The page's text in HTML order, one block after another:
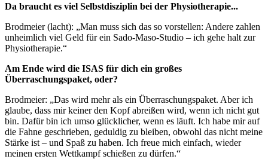
Da braucht es viel Selbstdisziplin bei der Physiotherapie...
Brodmeier (lacht): „Man muss sich das so vorstellen: Andere zahlen
unheimlich viel Geld für ein Sado-Maso-Studio – ich gehe halt zur
Physiotherapie.“
Am Ende wird die ISAS für dich ein großes
Überraschungspaket, oder?
Brodmeier: „Das wird mehr als ein Überraschungspaket. Aber ich
glaube, dass mir keiner den Kopf abreißen wird, wenn ich nicht gut
bin. Dafür bin ich umso glücklicher, wenn es läuft. Ich habe mir auf
die Fahne geschrieben, geduldig zu bleiben, obwohl das nicht meine
Stärke ist ­– und Spaß zu haben. Ich freue mich einfach, wieder
meinen ersten Wettkampf schießen zu dürfen.“